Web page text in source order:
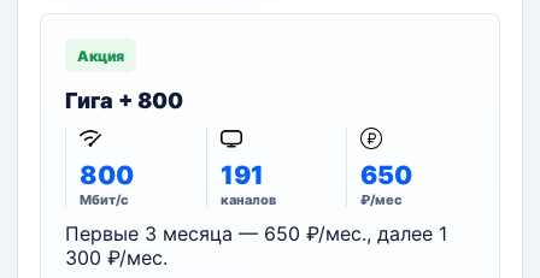
Акция
Гига + 800
800
Мбит/с
191
каналов
650
₽/мес
Первые 3 месяца — 650 ₽/мес., далее 1
300 ₽/мес.